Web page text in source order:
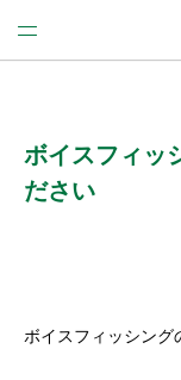
ボイスフィッ
ださい
ボイスフィッシング